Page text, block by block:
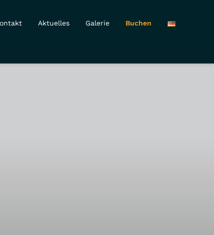
Aktuelles Galerie Buchen